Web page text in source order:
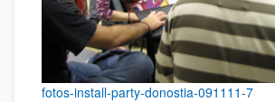
fotos-install-party-donostia-091111-7